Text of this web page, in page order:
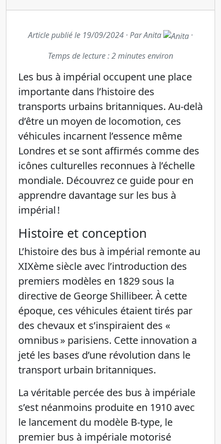
Article publié le 19/09/2024 · Par Anita
·
Temps de lecture : 2 minutes environ
Les bus à impérial occupent une place
importante dans l’histoire des
transports urbains britanniques. Au-delà
d’être un moyen de locomotion, ces
véhicules incarnent l’essence même
Londres et se sont affirmés comme des
icônes culturelles reconnues à l’échelle
mondiale. Découvrez ce guide pour en
apprendre davantage sur les bus à
impérial !
Histoire et conception
L’histoire des bus à impérial remonte au
XIXème siècle avec l’introduction des
premiers modèles en 1829 sous la
directive de George Shillibeer. À cette
époque, ces véhicules étaient tirés par
des chevaux et s’inspiraient des «
omnibus » parisiens. Cette innovation a
jeté les bases d’une révolution dans le
transport urbain britanniques.
La véritable percée des bus à impériale
s’est néanmoins produite en 1910 avec
le lancement du modèle B-type, le
premier bus à impériale motorisé